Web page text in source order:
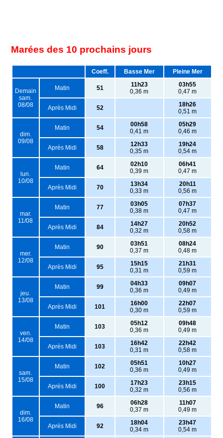
Marées des 10 prochains jours
Coeff. Basse Mer Pleine Mer
Demain
sam.
08/08
Matin 51
11h23
0,36 m
03h55
0,47 m
Après Midi 52
18h26
0,51 m
dim.
09/08
Matin 54
00h58
0,41 m
05h29
0,46 m
Après Midi 58
12h33
0,35 m
19h24
0,54 m
lun.
10/08
Matin 64
02h10
0,39 m
06h41
0,47 m
Après Midi 70
13h34
0,33 m
20h11
0,56 m
mar.
11/08
Matin 77
03h05
0,38 m
07h37
0,47 m
Après Midi 84
14h27
0,32 m
20h52
0,58 m
mer.
12/08
Matin 90
03h51
0,37 m
08h24
0,48 m
Après Midi 95
15h15
0,31 m
21h31
0,59 m
jeu.
13/08
Matin 99
04h33
0,36 m
09h07
0,49 m
Après Midi 101
16h00
0,30 m
22h07
0,59 m
ven.
14/08
Matin 103
05h12
0,36 m
09h48
0,49 m
Après Midi 103
16h42
0,31 m
22h42
0,58 m
sam.
15/08
Matin 102
05h51
0,36 m
10h27
0,49 m
Après Midi 100
17h23
0,32 m
23h15
0,56 m
dim.
16/08
Matin 96
06h28
0,37 m
11h07
0,49 m
Après Midi 92
18h04
0,34 m
23h47
0,54 m